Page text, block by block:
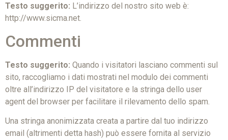
Testo suggerito: L’indirizzo del nostro sito web è:
http://www.sicma.net.
Commenti
Testo suggerito: Quando i visitatori lasciano commenti sul
sito, raccogliamo i dati mostrati nel modulo dei commenti
oltre all’indirizzo IP del visitatore e la stringa dello user
agent del browser per facilitare il rilevamento dello spam.
Una stringa anonimizzata creata a partire dal tuo indirizzo
email (altrimenti detta hash) può essere fornita al servizio